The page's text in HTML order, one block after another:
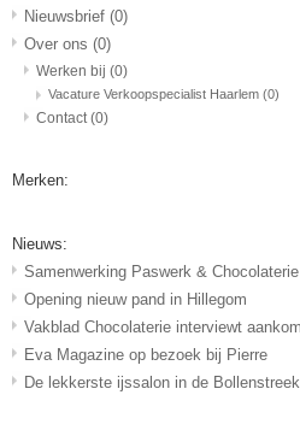
Nieuwsbrief (0)
Over ons (0)
Werken bij (0)
Vacature Verkoopspecialist Haarlem (0)
Contact (0)
Merken:
Nieuws:
Samenwerking Paswerk &
Opening nieuw pand in Hillegom
Vakblad Chocolaterie interviewt
Eva Magazine op bezoek bij Pierre
De lekkerste ijssalon in de Bollenstreek